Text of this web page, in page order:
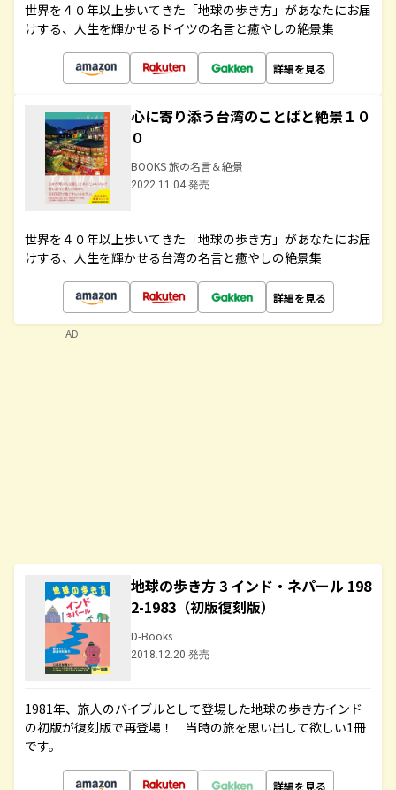
世界を４０年以上歩いてきた「地球の歩き方」があなたにお届
けする、人生を輝かせるドイツの名言と癒やしの絶景集
詳細を見る
心に寄り添う台湾のことばと絶景１０
０
BOOKS 旅の名言＆絶景
2022.11.04 発売
世界を４０年以上歩いてきた「地球の歩き方」があなたにお届
けする、人生を輝かせる台湾の名言と癒やしの絶景集
詳細を見る
地球の歩き方 3 インド・ネパール 198
2-1983（初版復刻版）
D-Books
2018.12.20 発売
1981年、旅人のバイブルとして登場した地球の歩き方インド
の初版が復刻版で再登場！ 当時の旅を思い出して欲しい1冊
です。
詳細を見る
AD